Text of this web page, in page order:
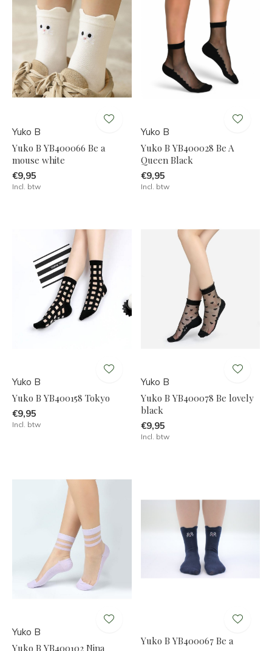
Yuko B
Yuko B YB400066 Be a
mouse white
€9,95
Incl. btw
Yuko B
Yuko B YB400028 Be A
Queen Black
€9,95
Incl. btw
Yuko B
Yuko B YB400158 Tokyo
€9,95
Incl. btw
Yuko B
Yuko B YB400078 Be lovely
black
€9,95
Incl. btw
Yuko B
Yuko B YB400102 Nina
Yuko B YB400067 Be a